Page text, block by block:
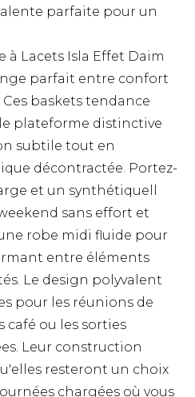
parfaite pour un
à Lacets Isla Effet Daim
parfait entre confort
baskets tendance
plateforme distinctive
subtile tout en
décontractée. Portez-
et un synthétiquell
sans effort et
robe midi fluide pour
entre éléments
Le design polyvalent
pour les réunions de
café ou les sorties
Leur construction
resteront un choix
chargées où vous